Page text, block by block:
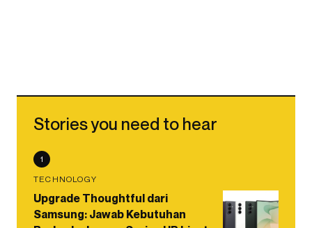
Stories you need to hear
1
TECHNOLOGY
Upgrade Thoughtful dari
Samsung: Jawab Kebutuhan